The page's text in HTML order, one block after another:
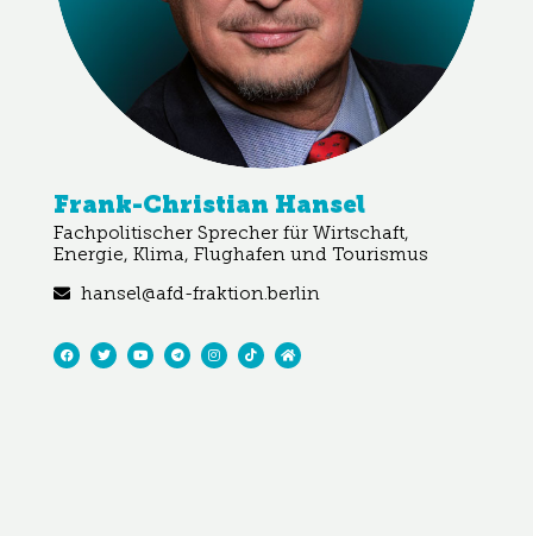
Frank-Christian Hansel
Fachpolitischer Sprecher für Wirtschaft,
Energie, Klima, Flughafen und Tourismus
hansel@afd-fraktion.berlin